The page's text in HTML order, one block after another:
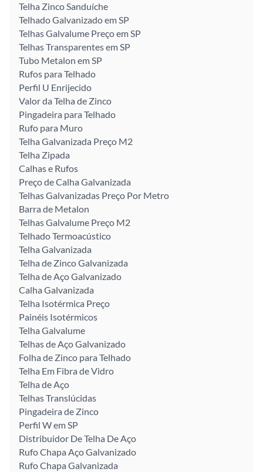
Telha Zinco Sanduíche
Telhado Galvanizado em SP
Telhas Galvalume Preço em SP
Telhas Transparentes em SP
Tubo Metalon em SP
Rufos para Telhado
Perfil U Enrijecido
Valor da Telha de Zinco
Pingadeira para Telhado
Rufo para Muro
Telha Galvanizada Preço M2
Telha Zipada
Calhas e Rufos
Preço de Calha Galvanizada
Telhas Galvanizadas Preço Por Metro
Barra de Metalon
Telhas Galvalume Preço M2
Telhado Termoacústico
Telha Galvanizada
Telha de Zinco Galvanizada
Telha de Aço Galvanizado
Calha Galvanizada
Telha Isotérmica Preço
Painéis Isotérmicos
Telha Galvalume
Telhas de Aço Galvanizado
Folha de Zinco para Telhado
Telha Em Fibra de Vidro
Telha de Aço
Telhas Translúcidas
Pingadeira de Zinco
Perfil W em SP
Distribuidor De Telha De Aço
Rufo Chapa Aço Galvanizado
Rufo Chapa Galvanizada